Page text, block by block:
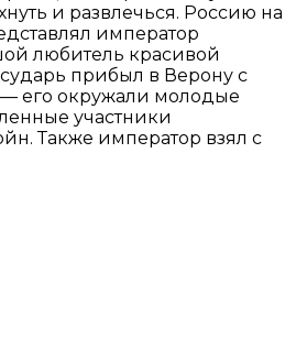
и развлечься. Россию на
император
любитель красивой
прибыл в Верону с
его окружали молодые
участники
Также император взял с